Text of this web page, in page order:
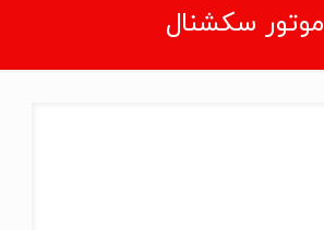
موتور سکشنال